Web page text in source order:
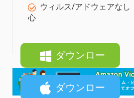
ウィルス/アドウェアなし
心
ダウンロー
ダウンロー